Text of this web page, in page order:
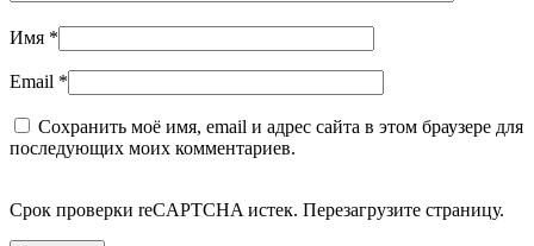
Имя *
Email *
Сохранить моё имя, email и адрес сайта в этом браузере для
последующих моих комментариев.
Срок проверки reCAPTCHA истек. Перезагрузите страницу.